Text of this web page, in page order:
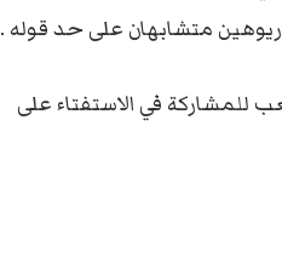
متشابهان على حد قوله .
للمشاركة في الاستفتاء على